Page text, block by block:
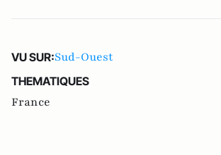
VU SUR:Sud-Ouest
THEMATIQUES
France